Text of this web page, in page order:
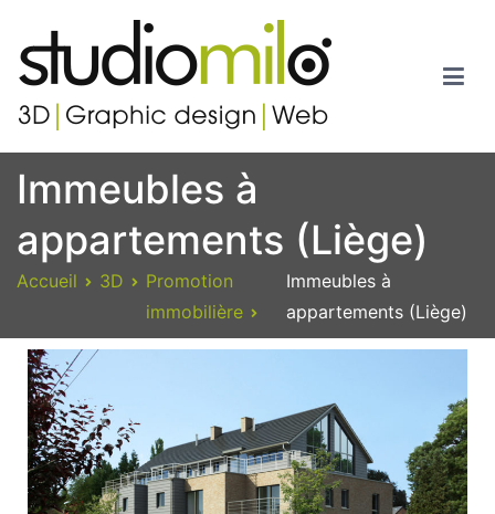
Studiomilo
Votre spécialiste en 3D, Images de synthèse, Graphic design et
Web
Immeubles à
appartements (Liège)
Accueil 3D
Promotion
immobilière
Immeubles à
appartements (Liège)